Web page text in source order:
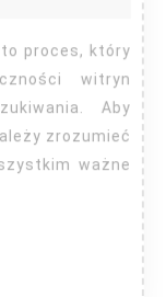
witryn
Aby
zrozumieć
ważne